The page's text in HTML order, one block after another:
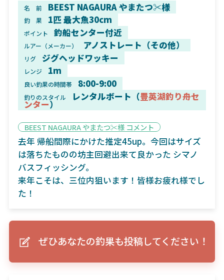
名 前 BEEST NAGAURA やまたつ✂︎様
釣 果 1匹 最大魚30cm
ポイント 釣船センター付近
ルアー（メーカー） アノストレート（その他）
リグ ジグヘッドワッキー
レンジ 1m
良い釣果の時間帯 8:00-9:00
釣りのスタイル レンタルボート（豊英湖釣り舟セ
ンター）
BEEST NAGAURA やまたつ✂︎様 コメント
去年 帰船間際にかけた推定45up。今回はサイズ
は落ちたものの坊主回避出来て良かった シマノ
バスフィッシング。
来年こそは、三位内狙います！皆様お疲れ様でし
た！
ぜひあなたの釣果も投稿してください！